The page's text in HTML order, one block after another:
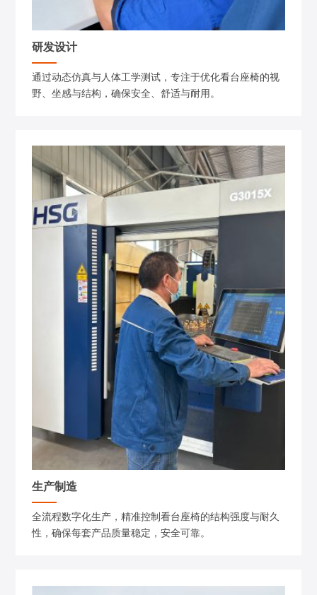
研发设计
通过动态仿真与人体工学测试，专注于优化看台座椅的视
野、坐感与结构，确保安全、舒适与耐用。
生产制造
全流程数字化生产，精准控制看台座椅的结构强度与耐久
性，确保每套产品质量稳定，安全可靠。